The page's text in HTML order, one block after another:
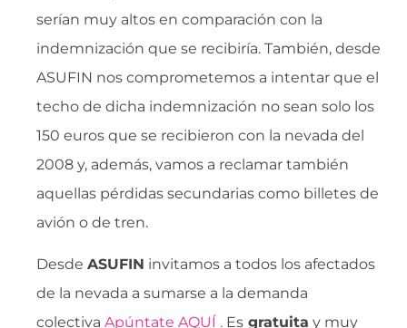
serían muy altos en comparación con la
indemnización que se recibiría. También, desde
ASUFIN nos comprometemos a intentar que el
techo de dicha indemnización no sean solo los
150 euros que se recibieron con la nevada del
2008 y, además, vamos a reclamar también
aquellas pérdidas secundarias como billetes de
avión o de tren.
Desde ASUFIN invitamos a todos los afectados
de la nevada a sumarse a la demanda
colectiva Apúntate AQUÍ . Es gratuita y muy